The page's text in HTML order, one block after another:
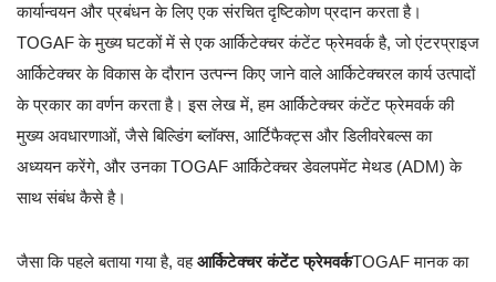
कार्यान्वयन और प्रबंधन के लिए एक संरचित दृष्टिकोण प्रदान करता है।
TOGAF के मुख्य घटकों में से एक आर्किटेक्चर कंटेंट फ्रेमवर्क है, जो एंटरप्राइज
आर्किटेक्चर के विकास के दौरान उत्पन्न किए जाने वाले आर्किटेक्चरल कार्य उत्पादों
के प्रकार का वर्णन करता है। इस लेख में, हम आर्किटेक्चर कंटेंट फ्रेमवर्क की
मुख्य अवधारणाओं, जैसे बिल्डिंग ब्लॉक्स, आर्टिफैक्ट्स और डिलीवरेबल्स का
अध्ययन करेंगे, और उनका TOGAF आर्किटेक्चर डेवलपमेंट मेथड (ADM) के
साथ संबंध कैसे है।
जैसा कि पहले बताया गया है, वहआर्किटेक्चर कंटेंट फ्रेमवर्कTOGAF मानक का